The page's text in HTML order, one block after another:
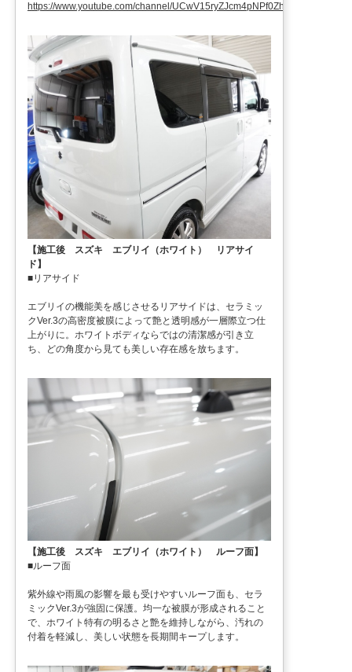
https://www.youtube.com/channel/UCwV15ryZJcm4pNPf0ZhXu9g
【施工後 スズキ エブリイ（ホワイト） リアサイ
ド】
■リアサイド
エブリイの機能美を感じさせるリアサイドは、セラミッ
クVer.3の高密度被膜によって艶と透明感が一層際立つ仕
上がりに。ホワイトボディならではの清潔感が引き立
ち、どの角度から見ても美しい存在感を放ちます。
【施工後 スズキ エブリイ（ホワイト） ルーフ面】
■ルーフ面
紫外線や雨風の影響を最も受けやすいルーフ面も、セラ
ミックVer.3が強固に保護。均一な被膜が形成されること
で、ホワイト特有の明るさと艶を維持しながら、汚れの
付着を軽減し、美しい状態を長期間キープします。